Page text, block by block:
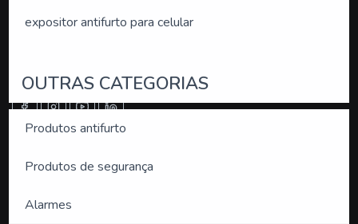
expositor antifurto para celular
sensor de presença de teto
sensor de presença de teto articulável
sensor de presença e movimento
sensor de presença externo
OUTRAS CATEGORIAS
Produtos antifurto
Produtos de segurança
Alarmes
links, é proibida sem a autorização do autor. Crime de
PRODUTOS
Produtos Antifurto